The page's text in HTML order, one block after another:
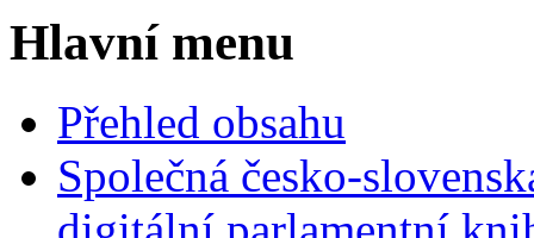
Hlavní menu
Přehled obsahu
Společná česko-